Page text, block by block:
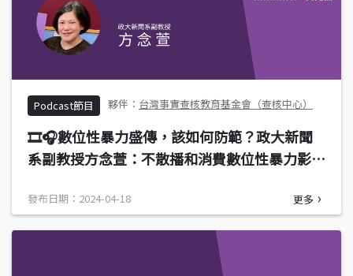
Podcast節目 台灣事實查核教育基金會（查核中心）
🎞️🎧數位性暴力盛傳，該如何防範？政大新聞
系副教授方念萱：不散播和消費數位性暴力影
發布日期：2024-04-18 更多